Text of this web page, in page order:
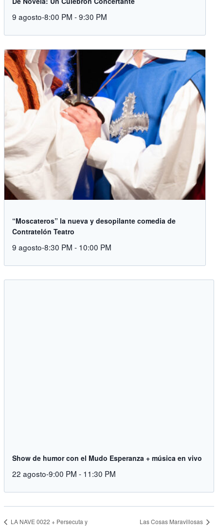
9 agosto-8:00 PM -9:30 PM
“Moscateros” la nueva y desopilante comedia de
Contratelón Teatro
9 agosto-8:30 PM - 10:00 PM
Show de humor con el Mudo Esperanza + música en vivo
22 agosto-9:00 PM - 11:30 PM
LA NAVE 0022 + Persecuta y Las Cosas Maravillosas